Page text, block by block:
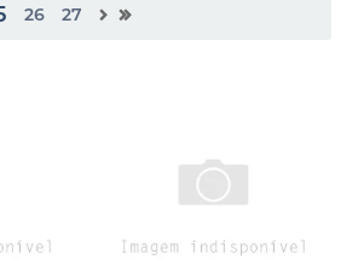
26 27